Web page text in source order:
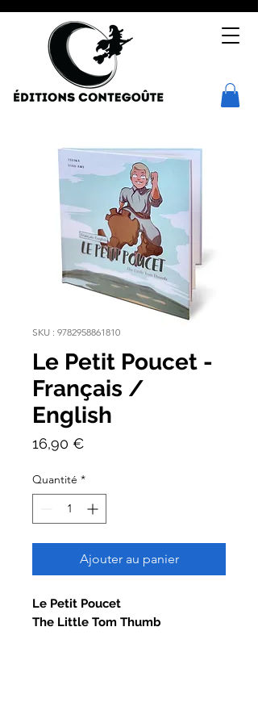
SKU : 9782958861810
Le Petit Poucet -
Français /
English
16,90 €Prix
Quantité *
Ajouter au panier
Le Petit Poucet
The Little Tom Thumb